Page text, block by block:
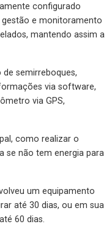
configurado
e monitoramento
mantendo assim a
semirreboques,
via software,
via GPS,
como realizar o
se não tem energia para
um equipamento
até 30 dias, ou em sua
60 dias.